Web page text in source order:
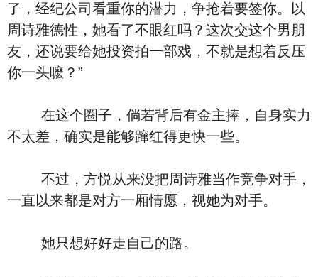
了，经纪公司看重你的潜力，争抢着要签你。以
周诗雅德性，她看了不眼红吗？这次交这个男朋
友，还说要给她投资拍一部戏，不就是想着反压
你一头嚒？”
在这个圈子，倘若背后有金主捧，自身实力
不太差，确实是能够蹿红得更快一些。
不过，方悦从来没把周诗雅当作竞争对手，
一直以来都是对方一厢情愿，视她为对手。
她只想好好走自己的路。